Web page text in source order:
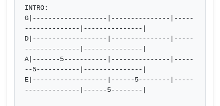
INTRO:
G|-------------------|---------------|-----
--------------|---------------|
D|-------------------|---------------|-----
--------------|---------------|
A|-------5-----------|---------------|-----
--5-----------|---------------|
E|-------------------|------5--------|-----
--------------|------5--------|